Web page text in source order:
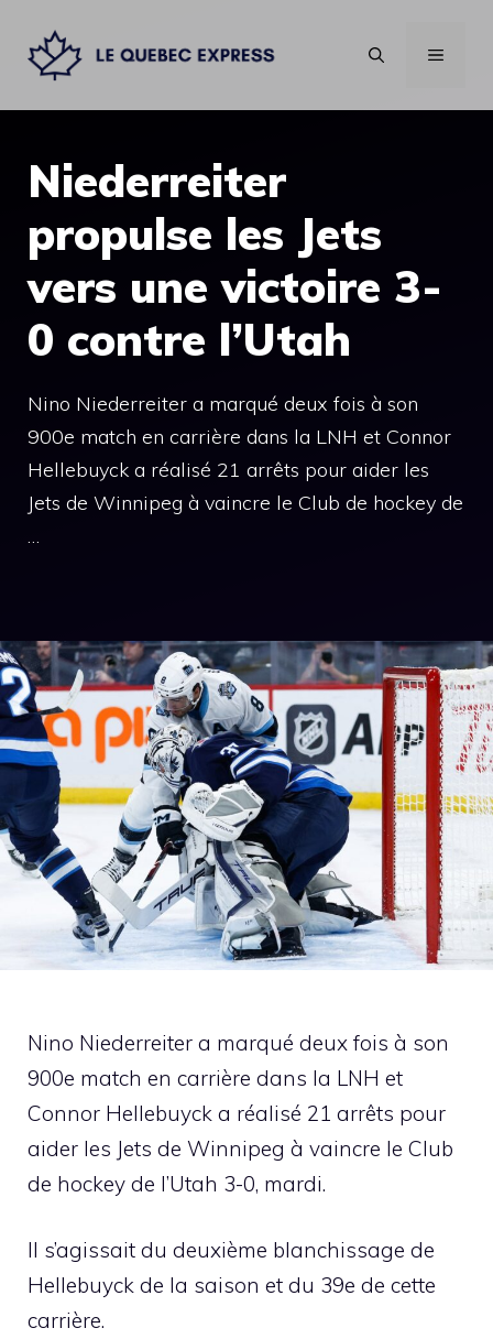
contenu
MENU
Niederreiter
propulse les Jets
vers une victoire 3-
0 contre l’Utah
Nino Niederreiter a marqué deux fois à son
900e match en carrière dans la LNH et Connor
Hellebuyck a réalisé 21 arrêts pour aider les
Jets de Winnipeg à vaincre le Club de hockey de
…
Nino Niederreiter a marqué deux fois à son
900e match en carrière dans la LNH et
Connor Hellebuyck a réalisé 21 arrêts pour
aider les Jets de Winnipeg à vaincre le Club
de hockey de l’Utah 3-0, mardi.
Il s’agissait du deuxième blanchissage de
Hellebuyck de la saison et du 39e de cette
carrière.